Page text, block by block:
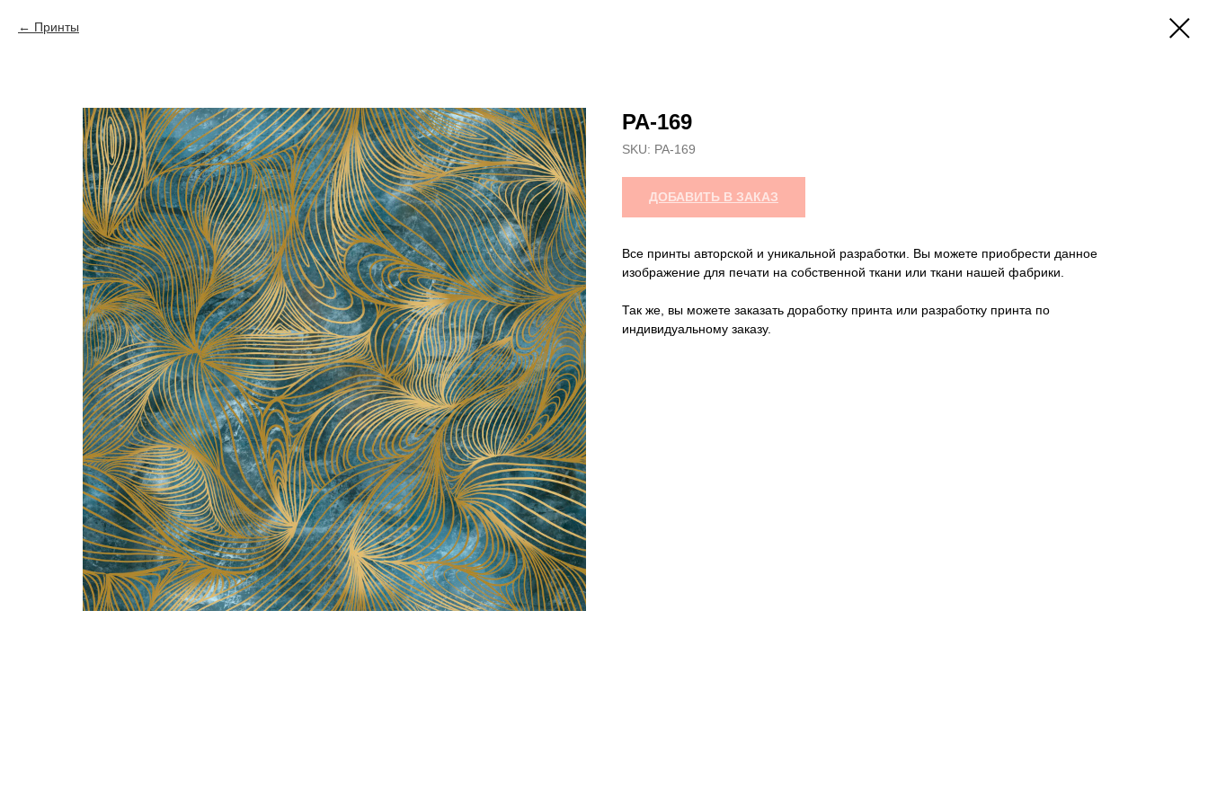
Принты
РА-169
SKU: РА-169
ДОБАВИТЬ В ЗАКАЗ
Все принты авторской и уникальной разработки. Вы можете приобрести данное
изображение для печати на собственной ткани или ткани нашей фабрики.
Так же, вы можете заказать доработку принта или разработку принта по
индивидуальному заказу.